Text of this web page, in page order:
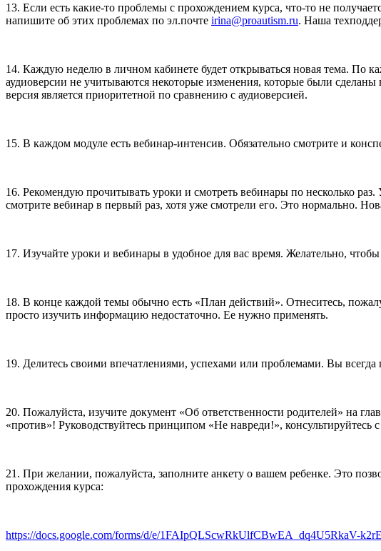
13. Если есть какие-то проблемы с прохождением курса, что-то не
напишите об этих проблемах по эл.почте irina@proautism.ru. Наша
14. Каждую неделю в личном кабинете будет открываться новая тема. По
аудиоверсии не учитываются некоторые изменения, которые были
версия является приоритетной по сравнению с аудиоверсией.
15. В каждом модуле есть вебинар-интенсив. Обязательно смотрите и
16. Рекомендую прочитывать уроки и смотреть вебинары по несколько
смотрите вебинар в первый раз, хотя уже смотрели его. Это нормально.
17. Изучайте уроки и вебинары в удобное для вас время. Желательно,
18. В конце каждой темы обычно есть «План действий». Отнеситесь,
просто изучить информацию недостаточно. Ее нужно применять.
19. Делитесь своими впечатлениями, успехами или проблемами. Вы
20. Пожалуйста, изучите документ «Об ответственности родителей» на
«против»! Руководствуйтесь принципом «Не навреди!», консультируйтесь
21. При желании, пожалуйста, заполните анкету о вашем ребенке. Это
прохождения курса:
https://docs.google.com/forms/d/e/1FAIpQLScwRkUlfCBwEA_dq4U5RkaV-